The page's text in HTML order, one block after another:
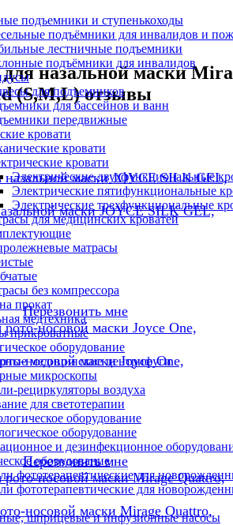
подъемники и ступенькоходы
подъёмники для инвалидов и
лестничные подъемники
подъёмники для инвалидов
для подъемников
для бассейнов и ванн
передвижные
кровати
кровати
кровати
Электрические двухфункциональные
Электрические пятифункциональные
Электрические трехфункциональные
для медицинских кроватей
матрасы
без компрессора
прокат
медтехника
прикроватные
оборудование
медицинские центрифуги
микроскопы
рециркуляторы воздуха
для светотерапии
оборудование
оборудование
и дезинфекционное
оборудование
фототерапевтические для
фототерапевтические для
шприцевые и инфузионные насосы
назальной маски
(S,M,L) отзывы
маски JOYCE SILK GEL,
Перезвонить мне
носовой маски Joyce One,
Перезвонить мне
носовой маски Mirage Quattro,